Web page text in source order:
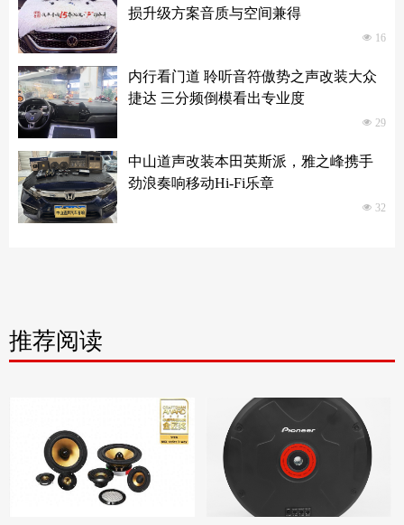
损升级方案音质与空间兼得
넶 16
内行看门道 聆听音符傲势之声改装大众
捷达 三分频倒模看出专业度
넶 29
中山道声改装本田英斯派，雅之峰携手
劲浪奏响移动Hi-Fi乐章
넶 32
推荐阅读